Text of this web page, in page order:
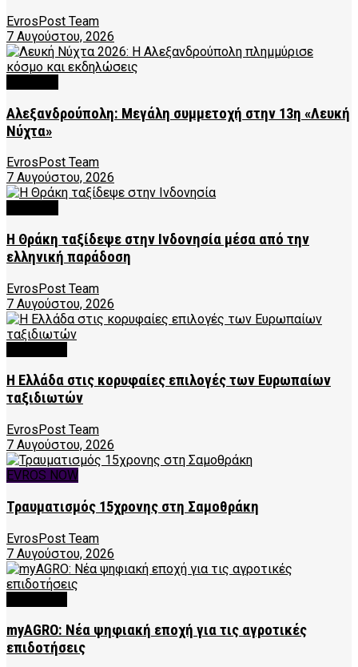
EvrosPost Team
7 Αυγούστου, 2026
Αλεξανδρούπολη: Μεγάλη συμμετοχή στην 13η «Λευκή
Νύχτα»
EvrosPost Team
7 Αυγούστου, 2026
Η Θράκη ταξίδεψε στην Ινδονησία μέσα από την
ελληνική παράδοση
EvrosPost Team
7 Αυγούστου, 2026
Η Ελλάδα στις κορυφαίες επιλογές των Ευρωπαίων
ταξιδιωτών
EvrosPost Team
7 Αυγούστου, 2026
EVROS NOW
Τραυματισμός 15χρονης στη Σαμοθράκη
EvrosPost Team
7 Αυγούστου, 2026
myAGRO: Νέα ψηφιακή εποχή για τις αγροτικές
επιδοτήσεις